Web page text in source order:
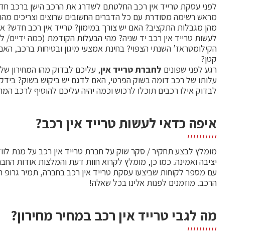
לפני עסקת טרייד אין רכב החלטתם לשדרג את הרכב הישן ברכב
מראש רשימה מסודרת עם כל הדברים החשובים שרוצים וצריכים
מהן מגבלות התקציב? האם יש צורך במימון? טרייד אין רכב חדש?
לעשות טרייד אין רכב יד שניה? מהי הבעלות הקודמת (כמה ידיים/
הקילומטראז’ השנתי הצפוי? בחינת אמצעי מיגון ובטיחות ברכב,
קטן?
רגע לפני שפונים לחברת טרייד אין, עליכם לבדוק מהו המחירון
עלותו של רכב דומה בשוק הפרטי, האם לדגם יש ביקוש בשוק? בידקו
לבדוק אילו רכבים תוכלו לרכוש וכמה יהיה עליכם להוסיף לרכב
איפה כדאי לעשות טרייד אין רכב?
מומלץ לבצע תחקיר / סקר שוק על חברת טרייד אין רכב על מנת
יציבה ואמינה. כמו כן, מומלץ לקרוא חוות דעת והמלצות אודות
עם מספר לקוחות שביצעו עסקת טרייד אין רכב בחברה, תמיר גרופ
הרכב. מוזמנים לפנות אלינו בכל שאלה!
מה לגבי טרייד אין רכב במחיר מחירון?